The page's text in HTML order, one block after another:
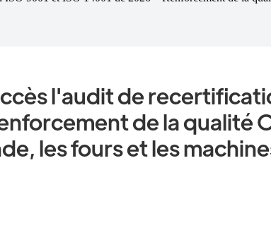
l'audit de
de la qualité
les fours et les